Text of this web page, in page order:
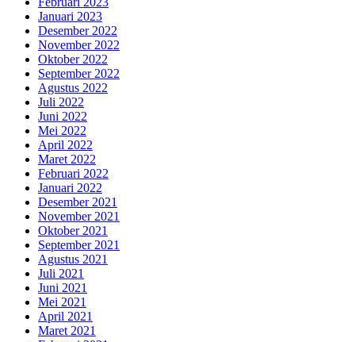
Januari 2023
Desember 2022
November 2022
Oktober 2022
September 2022
Agustus 2022
Juli 2022
Juni 2022
Mei 2022
April 2022
Maret 2022
Februari 2022
Januari 2022
Desember 2021
November 2021
Oktober 2021
September 2021
Agustus 2021
Juli 2021
Juni 2021
Mei 2021
April 2021
Maret 2021